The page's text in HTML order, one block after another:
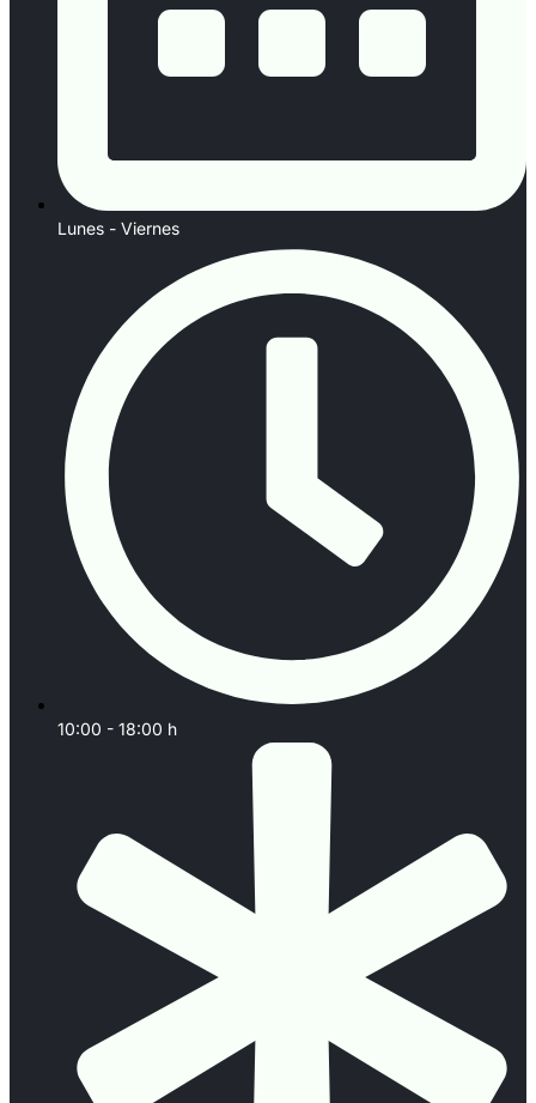
Lunes - Viernes
10:00 - 18:00 h